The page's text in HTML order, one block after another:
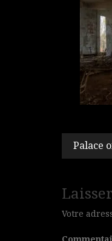
de
Palace
Votre